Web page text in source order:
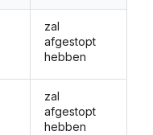
zal
afgestopt
hebben
zal
afgestopt
hebben